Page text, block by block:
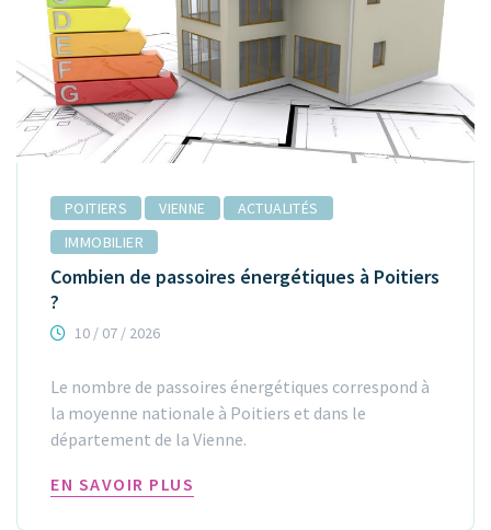
POITIERS VIENNE
ACTUALITÉS
IMMOBILIER
Combien de passoires énergétiques à Poitiers
?
10 / 07 / 2026
Le nombre de passoires énergétiques correspond à
la moyenne nationale à Poitiers et dans le
département de la Vienne.
EN SAVOIR PLUS